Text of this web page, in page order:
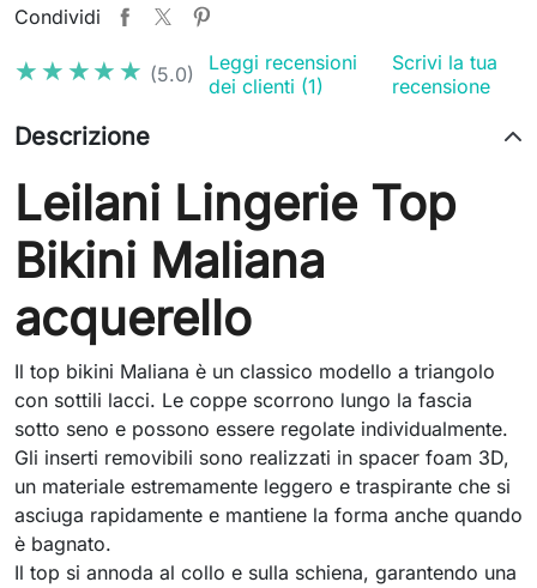
Condividi
★★★★★
★★★★★ (5.0)
Leggi recensioni
dei clienti (1)
Scrivi la tua
recensione
Descrizione
Leilani Lingerie Top
Bikini Maliana
acquerello
Il top bikini Maliana è un classico modello a triangolo
con sottili lacci. Le coppe scorrono lungo la fascia
sotto seno e possono essere regolate individualmente.
Gli inserti removibili sono realizzati in spacer foam 3D,
un materiale estremamente leggero e traspirante che si
asciuga rapidamente e mantiene la forma anche quando
è bagnato.
Il top si annoda al collo e sulla schiena, garantendo una